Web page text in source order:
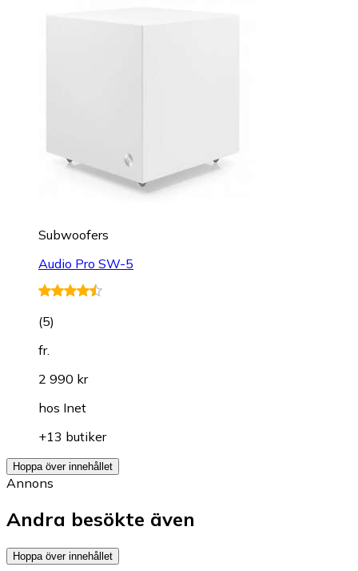
Subwoofers
Audio Pro SW-5
(5)
fr.
2 990 kr
hos Inet
+13 butiker
Hoppa över innehållet
Annons
Andra besökte även
Hoppa över innehållet